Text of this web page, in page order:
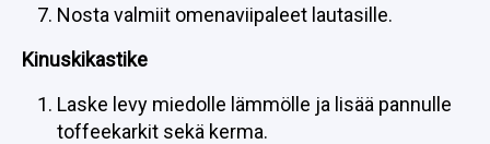
Nosta valmiit omenaviipaleet lautasille.
Kinuskikastike
Laske levy miedolle lämmölle ja lisää pannulle
toffeekarkit sekä kerma.